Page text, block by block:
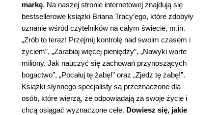
markę. Na naszej stronie internetowej znajdują się
bestsellerowe książki Briana Tracy’ego, które zdobyły
uznanie wśród czytelników na całym świecie, m.in.
„Zrób to teraz! Przejmij kontrolę nad swoim czasem i
życiem”, „Zarabiaj więcej pieniędzy”, „Nawyki warte
miliony. Jak nauczyć się zachowań przynoszących
bogactwo”, „Pocałuj tę żabę!” oraz „Zjedz tę żabę!”.
Książki słynnego specjalisty są przeznaczone dla
osób, które wierzą, że odpowiadają za swoje życie i
chcą osiągać wyznaczone cele. Dowiesz się, jakie